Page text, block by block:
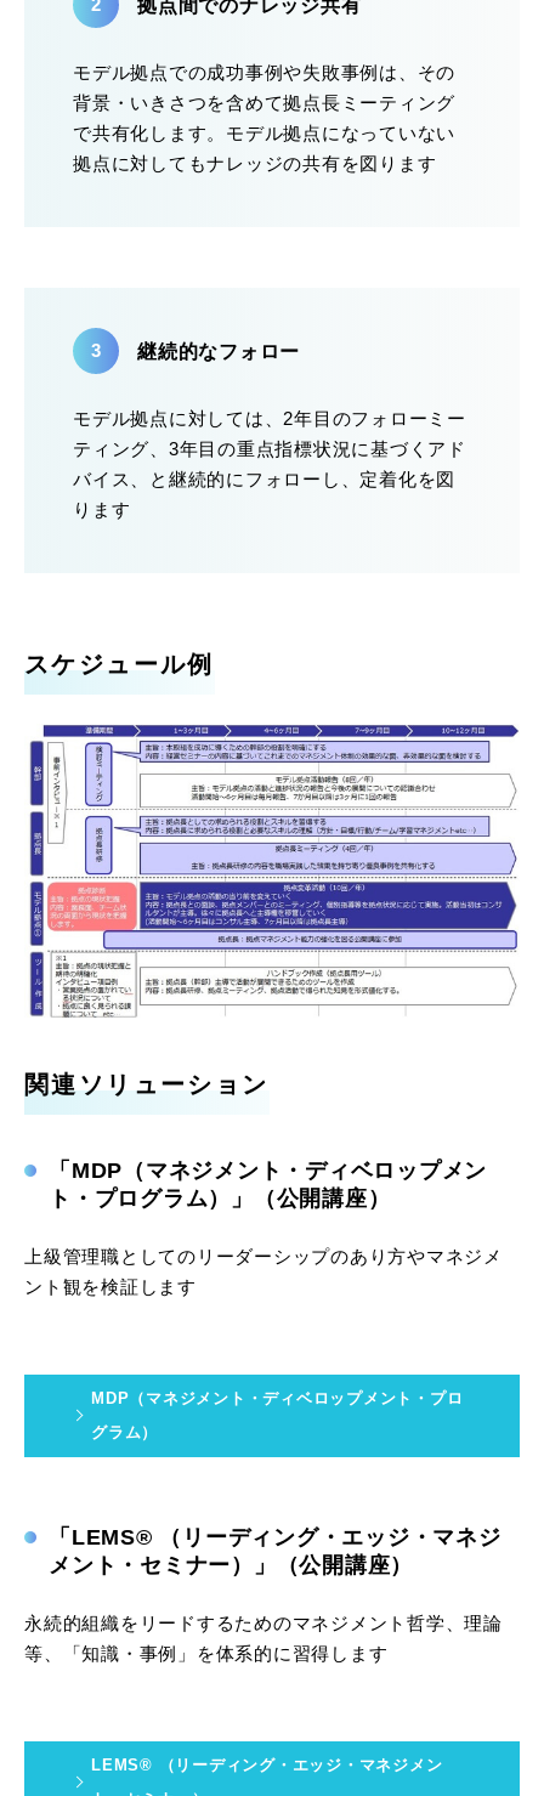
拠点間でのナレッジ共有
モデル拠点での成功事例や失敗事例は、その
背景・いきさつを含めて拠点長ミーティング
で共有化します。モデル拠点になっていない
拠点に対してもナレッジの共有を図ります
継続的なフォロー
モデル拠点に対しては、2年目のフォローミー
ティング、3年目の重点指標状況に基づくアド
バイス、と継続的にフォローし、定着化を図
ります
スケジュール例
関連ソリューション
「MDP（マネジメント・ディベロップメン
ト・プログラム）」（公開講座）
上級管理職としてのリーダーシップのあり方やマネジメ
ント観を検証します
MDP（マネジメント・ディベロップメント・プロ
グラム）
「LEMS® （リーディング・エッジ・マネジ
メント・セミナー）」（公開講座）
永続的組織をリードするためのマネジメント哲学、理論
等、「知識・事例」を体系的に習得します
LEMS® （リーディング・エッジ・マネジメン